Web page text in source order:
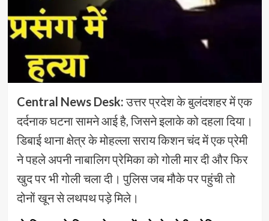
Central News Desk:उत्तर प्रदेश के बुलंदशहर में एक
दर्दनाक घटना सामने आई है, जिसने इलाके को दहला दिया।
डिबाई थाना क्षेत्र के मोहल्ला सराय किशन चंद में एक प्रेमी
ने पहले अपनी नाबालिग प्रेमिका को गोली मार दी और फिर
खुद पर भी गोली चला दी। पुलिस जब मौके पर पहुंची तो
दोनों खून से लथपथ पड़े मिले।